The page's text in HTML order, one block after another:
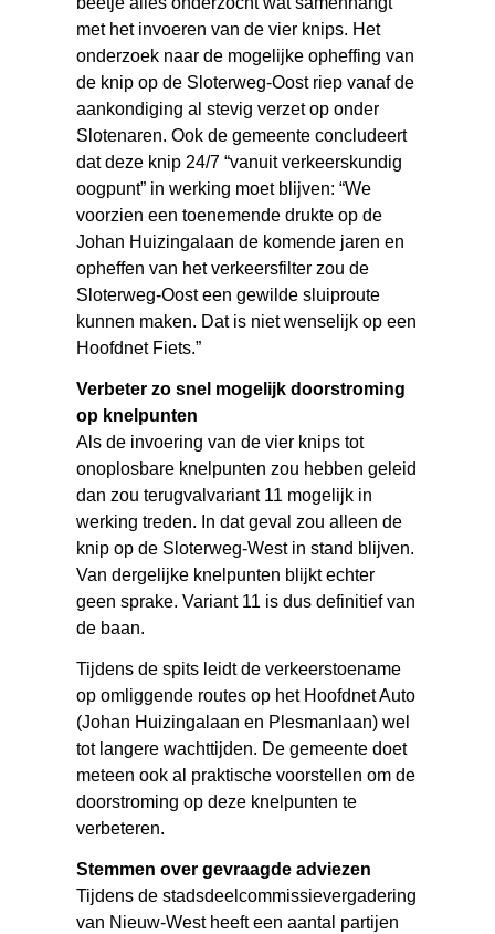
met het invoeren van de vier knips. Het
onderzoek naar de mogelijke opheffing van
de knip op de Sloterweg-Oost riep vanaf de
aankondiging al stevig verzet op onder
Slotenaren. Ook de gemeente concludeert
dat deze knip 24/7 “vanuit verkeerskundig
oogpunt” in werking moet blijven: “We
voorzien een toenemende drukte op de
Johan Huizingalaan de komende jaren en
opheffen van het verkeersfilter zou de
Sloterweg-Oost een gewilde sluiproute
kunnen maken. Dat is niet wenselijk op een
Hoofdnet Fiets.”
Verbeter zo snel mogelijk doorstroming
op knelpunten
Als de invoering van de vier knips tot
onoplosbare knelpunten zou hebben geleid
dan zou terugvalvariant 11 mogelijk in
werking treden. In dat geval zou alleen de
knip op de Sloterweg-West in stand blijven.
Van dergelijke knelpunten blijkt echter
geen sprake. Variant 11 is dus definitief van
de baan.
Tijdens de spits leidt de verkeerstoename
op omliggende routes op het Hoofdnet Auto
(Johan Huizingalaan en Plesmanlaan) wel
tot langere wachttijden. De gemeente doet
meteen ook al praktische voorstellen om de
doorstroming op deze knelpunten te
verbeteren.
Stemmen over gevraagde adviezen
Tijdens de stadsdeelcommissievergadering
van Nieuw-West heeft een aantal partijen